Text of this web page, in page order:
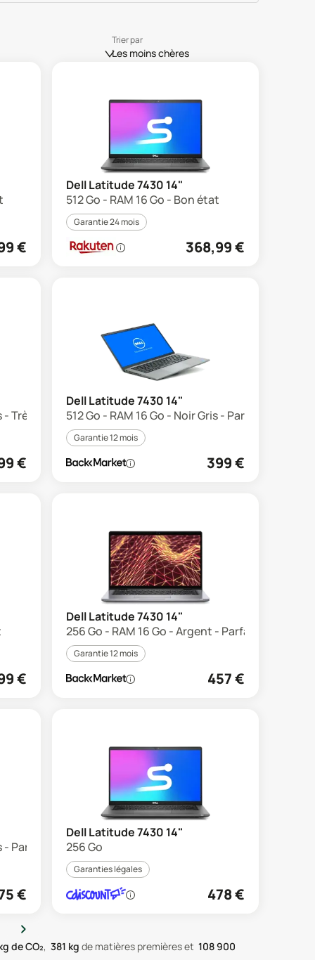
Trier par
Les moins chères
€
Dell Latitude 7430 14"
512 Go - RAM 16 Go - Bon état
Garantie 24 mois
368,99€
- Très bon état
€
Dell Latitude 7430 14"
512 Go - RAM 16 Go - Noir Gris - Parfait état
Garantie 12 mois
399€
€
Dell Latitude 7430 14"
256 Go - RAM 16 Go - Argent - Parfait état
Garantie 12 mois
457€
- Parfait état
€
Dell Latitude 7430 14"
256 Go
Garanties légales
478€
›
de CO₂, 381 kg de matières premièreset 108 900